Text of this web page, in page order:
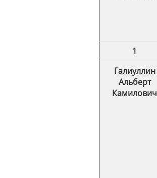
1
Галиуллин
Альберт
Камилович